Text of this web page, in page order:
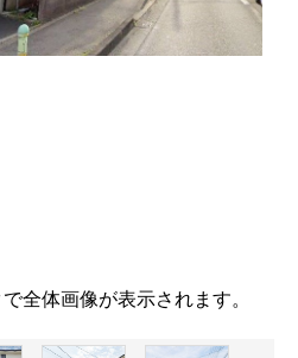
全体画像が表示されます。